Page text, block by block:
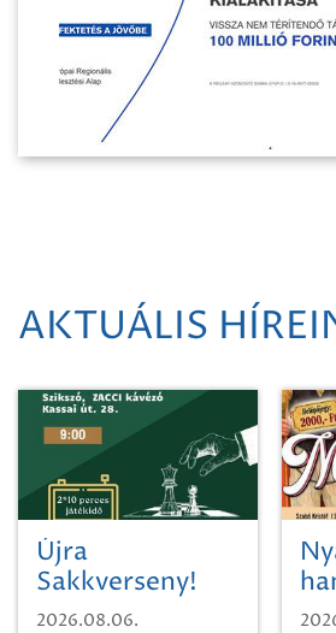
AKTUÁLIS
Újra
Sakkverseny!
2026.08.06.